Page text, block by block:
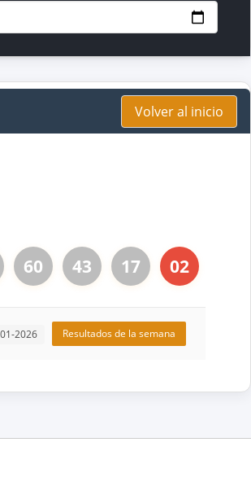
Volver al inicio
60 43 17 02
2026 Resultados de la semana